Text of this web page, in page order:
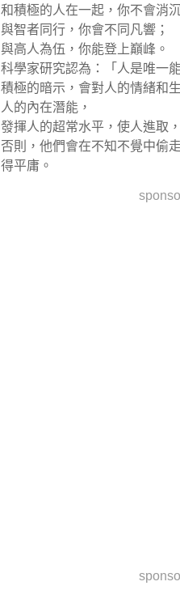
和積極的人在一起，你不會消沉
與智者同行，你會不同凡響；
與高人為伍，你能登上巔峰。
科學家研究認為：「人是唯一
積極的暗示，會對人的情緒和
人的內在潛能，
發揮人的超常水平，使人進取
否則，他們會在不知不覺中偷
得平庸。